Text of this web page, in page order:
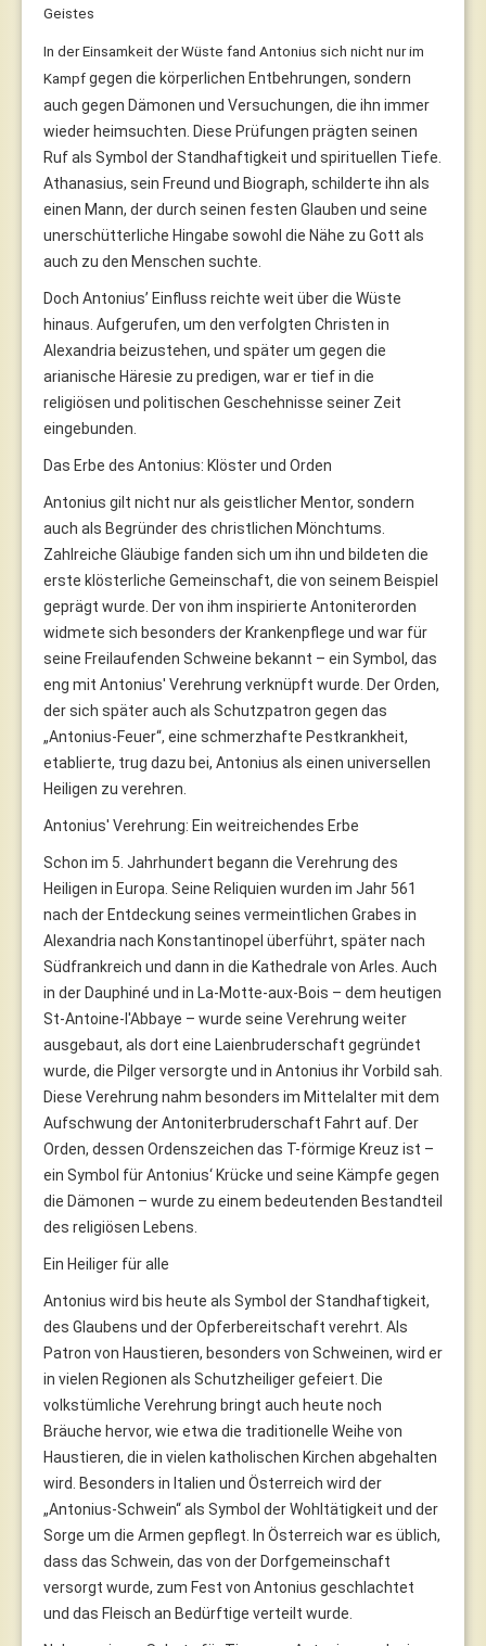
Geistes
In der Einsamkeit der Wüste fand Antonius sich nicht nur im
Kampf gegen die körperlichen Entbehrungen, sondern
auch gegen Dämonen und Versuchungen, die ihn immer
wieder heimsuchten. Diese Prüfungen prägten seinen
Ruf als Symbol der Standhaftigkeit und spirituellen Tiefe.
Athanasius, sein Freund und Biograph, schilderte ihn als
einen Mann, der durch seinen festen Glauben und seine
unerschütterliche Hingabe sowohl die Nähe zu Gott als
auch zu den Menschen suchte.
Doch Antonius’ Einfluss reichte weit über die Wüste
hinaus. Aufgerufen, um den verfolgten Christen in
Alexandria beizustehen, und später um gegen die
arianische Häresie zu predigen, war er tief in die
religiösen und politischen Geschehnisse seiner Zeit
eingebunden.
Das Erbe des Antonius: Klöster und Orden
Antonius gilt nicht nur als geistlicher Mentor, sondern
auch als Begründer des christlichen Mönchtums.
Zahlreiche Gläubige fanden sich um ihn und bildeten die
erste klösterliche Gemeinschaft, die von seinem Beispiel
geprägt wurde. Der von ihm inspirierte Antoniterorden
widmete sich besonders der Krankenpflege und war für
seine Freilaufenden Schweine bekannt – ein Symbol, das
eng mit Antonius' Verehrung verknüpft wurde. Der Orden,
der sich später auch als Schutzpatron gegen das
„Antonius-Feuer“, eine schmerzhafte Pestkrankheit,
etablierte, trug dazu bei, Antonius als einen universellen
Heiligen zu verehren.
Antonius' Verehrung: Ein weitreichendes Erbe
Schon im 5. Jahrhundert begann die Verehrung des
Heiligen in Europa. Seine Reliquien wurden im Jahr 561
nach der Entdeckung seines vermeintlichen Grabes in
Alexandria nach Konstantinopel überführt, später nach
Südfrankreich und dann in die Kathedrale von Arles. Auch
in der Dauphiné und in La-Motte-aux-Bois – dem heutigen
St-Antoine-l'Abbaye – wurde seine Verehrung weiter
ausgebaut, als dort eine Laienbruderschaft gegründet
wurde, die Pilger versorgte und in Antonius ihr Vorbild sah.
Diese Verehrung nahm besonders im Mittelalter mit dem
Aufschwung der Antoniterbruderschaft Fahrt auf. Der
Orden, dessen Ordenszeichen das T-förmige Kreuz ist –
ein Symbol für Antonius‘ Krücke und seine Kämpfe gegen
die Dämonen – wurde zu einem bedeutenden Bestandteil
des religiösen Lebens.
Ein Heiliger für alle
Antonius wird bis heute als Symbol der Standhaftigkeit,
des Glaubens und der Opferbereitschaft verehrt. Als
Patron von Haustieren, besonders von Schweinen, wird er
in vielen Regionen als Schutzheiliger gefeiert. Die
volkstümliche Verehrung bringt auch heute noch
Bräuche hervor, wie etwa die traditionelle Weihe von
Haustieren, die in vielen katholischen Kirchen abgehalten
wird. Besonders in Italien und Österreich wird der
„Antonius-Schwein“ als Symbol der Wohltätigkeit und der
Sorge um die Armen gepflegt. In Österreich war es üblich,
dass das Schwein, das von der Dorfgemeinschaft
versorgt wurde, zum Fest von Antonius geschlachtet
und das Fleisch an Bedürftige verteilt wurde.